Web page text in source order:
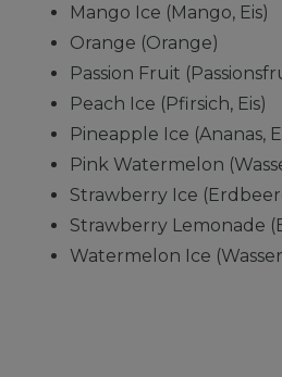
Mango Ice (Mango, Eis)
Orange (Orange)
Passion Fruit
Peach Ice (Pfirsich, Eis)
Pineapple Ice (Ananas,
Pink Watermelon
Strawberry Ice
Strawberry Lemonade
Watermelon Ice